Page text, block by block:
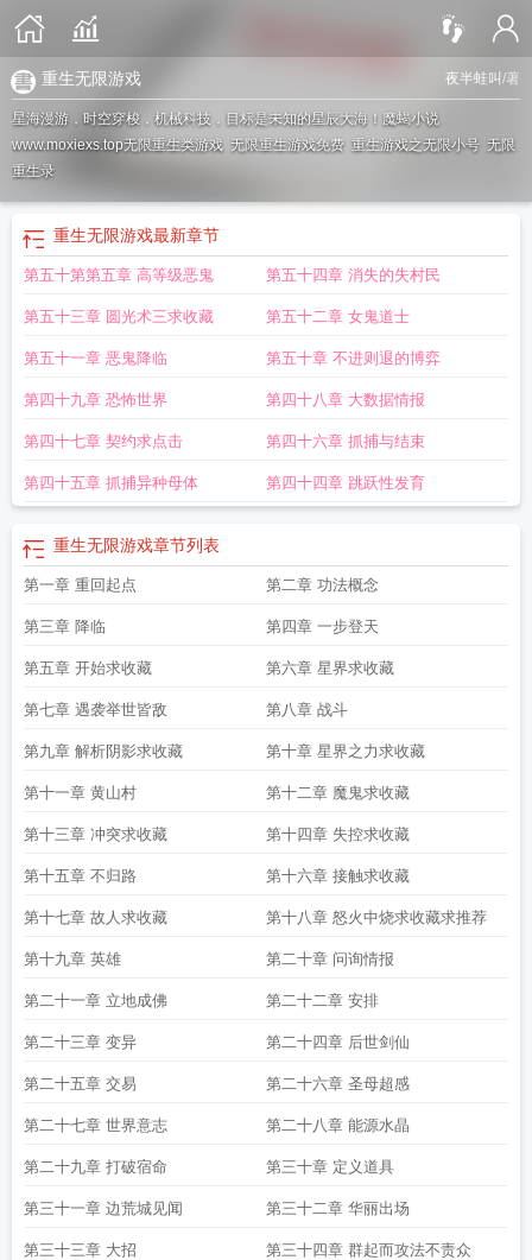
夜半蛙叫 /著
重生无限游戏
星海漫游，时空穿梭，机械科技，目标是未知的星辰大海！魔蝎小说
www.moxiexs.top无限重生类游戏 无限重生游戏免费 重生游戏之无限小号 无限
重生录
重生无限游戏最新章节
第五十第第五章 高等级恶鬼 第五十四章 消失的失村民
第五十三章 圆光术三求收藏 第五十二章 女鬼道士
第五十一章 恶鬼降临 第五十章 不进则退的博弈
第四十九章 恐怖世界 第四十八章 大数据情报
第四十七章 契约求点击 第四十六章 抓捕与结束
第四十五章 抓捕异种母体 第四十四章 跳跃性发育
重生无限游戏章节列表
第一章 重回起点 第二章 功法概念
第三章 降临 第四章 一步登天
第五章 开始求收藏 第六章 星界求收藏
第七章 遇袭举世皆敌 第八章 战斗
第九章 解析阴影求收藏 第十章 星界之力求收藏
第十一章 黄山村 第十二章 魔鬼求收藏
第十三章 冲突求收藏 第十四章 失控求收藏
第十五章 不归路 第十六章 接触求收藏
第十七章 故人求收藏 第十八章 怒火中烧求收藏求推荐
第十九章 英雄 第二十章 问询情报
第二十一章 立地成佛 第二十二章 安排
第二十三章 变异 第二十四章 后世剑仙
第二十五章 交易 第二十六章 圣母超感
第二十七章 世界意志 第二十八章 能源水晶
第二十九章 打破宿命 第三十章 定义道具
第三十一章 边荒城见闻 第三十二章 华丽出场
第三十三章 大招 第三十四章 群起而攻法不责众